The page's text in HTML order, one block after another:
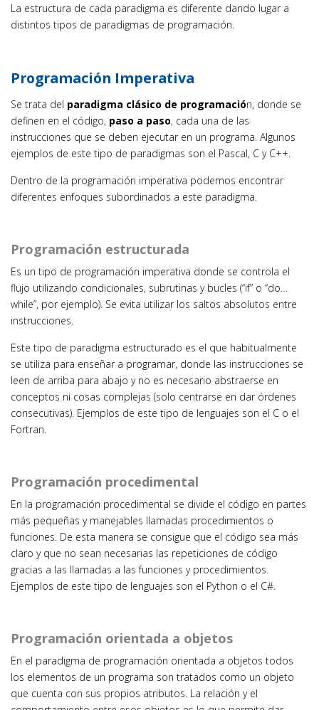
La estructura de cada paradigma es diferente dando lugar a
distintos tipos de paradigmas de programación.
Programación Imperativa
Se trata del paradigma clásico de programación, donde se
definen en el código, paso a paso, cada una de las
instrucciones que se deben ejecutar en un programa. Algunos
ejemplos de este tipo de paradigmas son el Pascal, C y C++.
Dentro de la programación imperativa podemos encontrar
diferentes enfoques subordinados a este paradigma.
Programación estructurada
Es un tipo de programación imperativa donde se controla el
flujo utilizando condicionales, subrutinas y bucles (“if” o “do…
while”, por ejemplo). Se evita utilizar los saltos absolutos entre
instrucciones.
Este tipo de paradigma estructurado es el que habitualmente
se utiliza para enseñar a programar, donde las instrucciones se
leen de arriba para abajo y no es necesario abstraerse en
conceptos ni cosas complejas (solo centrarse en dar órdenes
consecutivas). Ejemplos de este tipo de lenguajes son el C o el
Fortran.
Programación procedimental
En la programación procedimental se divide el código en partes
más pequeñas y manejables llamadas procedimientos o
funciones. De esta manera se consigue que el código sea más
claro y que no sean necesarias las repeticiones de código
gracias a las llamadas a las funciones y procedimientos.
Ejemplos de este tipo de lenguajes son el Python o el C#.
Programación orientada a objetos
En el paradigma de programación orientada a objetos todos
los elementos de un programa son tratados como un objeto
que cuenta con sus propios atributos. La relación y el